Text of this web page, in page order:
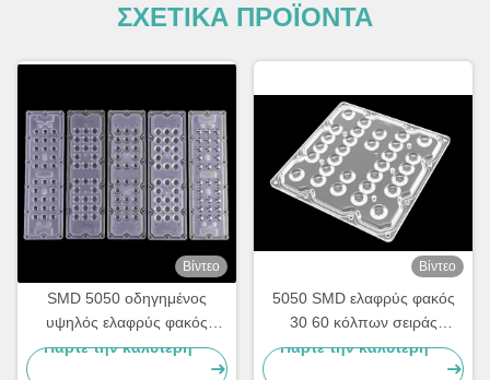
ΣΧΕΤΙΚΑ ΠΡΟΪΟΝΤΑ
Βίντεο
SMD 5050 οδηγημένος
υψηλός ελαφρύς φακός
κόλπων, 28 σε 1 30
οδηγημένο βαθμός φακό
Πάρτε την καλύτερη
Βίντεο
5050 SMD ελαφρύς φακός
30 60 κόλπων σειράς
υψηλός γωνία ακτίνων 90
βαθμού για το λαμπτήρα
Πάρτε την καλύτερη